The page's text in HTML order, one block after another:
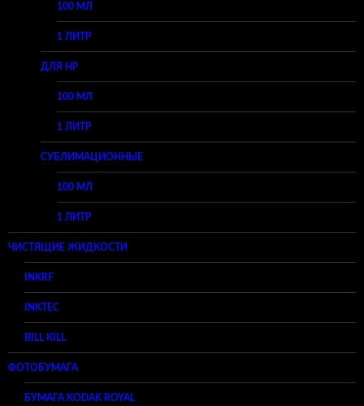
100 МЛ
1 ЛИТР
ДЛЯ HP
100 МЛ
1 ЛИТР
СУБЛИМАЦИОННЫЕ
100 МЛ
1 ЛИТР
ЧИСТЯЩИЕ ЖИДКОСТИ
INKRF
INKTEC
BILL KILL
ФОТОБУМАГА
БУМАГА KODAK ROYAL